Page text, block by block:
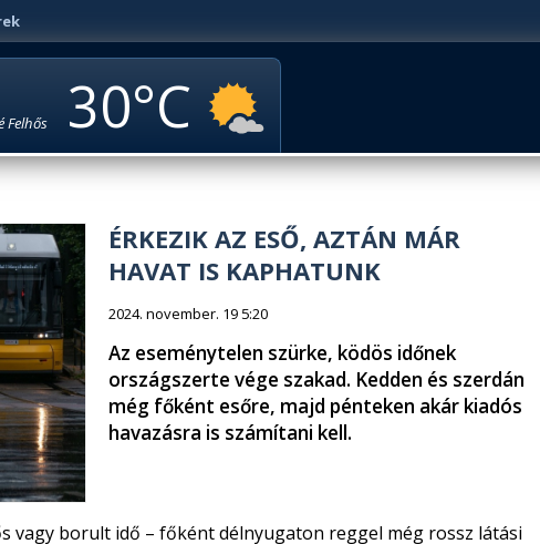
Felhős 30
ÉRKEZIK AZ ESŐ, AZTÁN MÁR
HAVAT IS KAPHATUNK
2024. november. 19 5:20
Az eseménytelen szürke, ködös időnek
országszerte vége szakad. Kedden és szerdán
még főként esőre, majd pénteken akár kiadós
havazásra is számítani kell.
vagy borult idő – főként délnyugaton reggel még rossz látási